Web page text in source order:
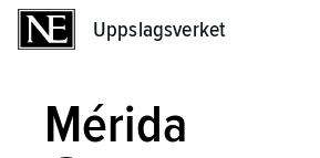
Uppslagsverket
Mérida